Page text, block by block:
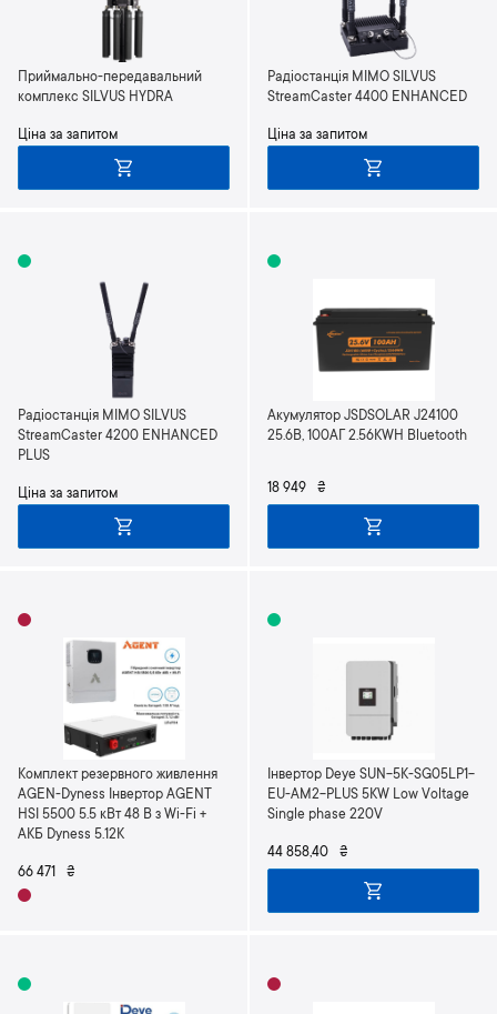
Приймально-передавальний
комплекс SILVUS HYDRA
Ціна за запитом
Радіостанція MIMO SILVUS
StreamCaster 4400 ENHANCED
Ціна за запитом
Радіостанція MIMO SILVUS
StreamCaster 4200 ENHANCED
PLUS
Ціна за запитом
Акумулятор JSDSOLAR J24100
25.6В, 100АГ 2.56KWH Bluetooth
18 949 ₴
Комплект резервного живлення
AGEN-Dyness Інвертор AGENT
HSI 5500 5.5 кВт 48 В з Wi-Fi +
АКБ Dyness 5.12K
66 471 ₴
Інвертор Deye SUN-5K-SG05LP1-
EU-AM2-PLUS 5KW Low Voltage
Single phase 220V
44 858,40 ₴